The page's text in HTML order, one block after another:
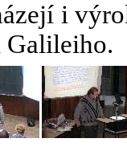
i
Galileiho.